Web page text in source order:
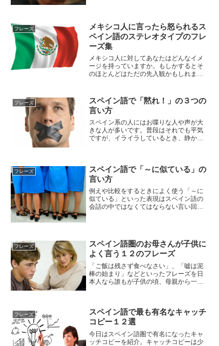
フレーズ
メキシコ人に言ったら怒られるス
ペイン語のステレオタイプのフレ
ーズ集
メキシコ人に対してあなたはどんなイメ
ージを持っていますか。もしかするとそ
のほとんどはただの先入観かもしれませ
もあるでしょう。そこでメキシコ人に言
ってはいけないステレオタ...
フレーズ
スペイン語で「黙れ！」の３つの
言い方
スペイン系の人にはお喋りな人や声が大
きな人が多いです。普段はそれでも平気
ですが、イライラしているとき、静かに
フレーズを覚えておきましょ...
フレーズ
スペイン語で「～に似ている」の
言い方
例えや比較をするときによく使う「～に
似ている」といった表現はスペイン語の
会話の中ではなくてはならない言い回し
フレーズ
スペイン語圏のお母さんが子供に
よく言う１２のフレーズ
「ご飯は残さず食べなさい」、「嘘は泥
棒の始まり」などといったフレーズを日
本人なら誰もが子供の頃、母親から一度
るのでしょうか。お母さん...
フレーズ
スペイン語で最も有名なキャッチ
コピー１２選
今日はスペイン語圏で有名になったキャ
ッチコピーを紹介。キャッチコピーは少